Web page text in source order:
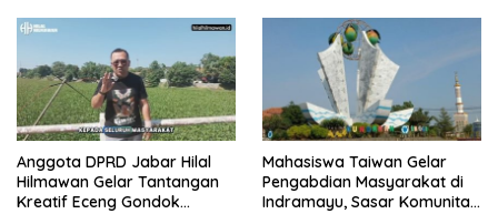
Anggota DPRD Jabar Hilal
Hilmawan Gelar Tantangan
Kreatif Eceng Gondok
Mahasiswa Taiwan Gelar
Pengabdian Masyarakat di
Indramayu, Sasar Komunitas